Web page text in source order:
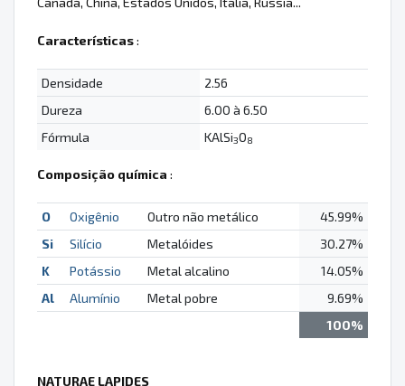
Características:
Densidade
2.56
Dureza
6.00 à 6.50
Fórmula
KAlSi3O8
Composição química :
O Oxigênio Outro não metálico
45.99%
Si
Silício Metalóides
30.27%
K
Potássio Metal alcalino
14.05%
Al
Alumínio Metal pobre
9.69%
100%
NATURAE LAPIDES